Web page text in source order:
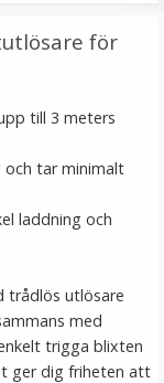
& blixtsko
för
till 3 meters
och tar minimalt
laddning och
trådlös utlösare
med
trigga blixten
ger dig friheten att